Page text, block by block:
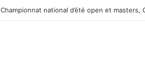
Championnat national d’été open et masters,